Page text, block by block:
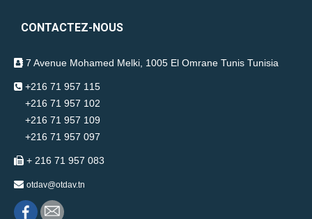
CONTACTEZ-NOUS
7 Avenue Mohamed Melki, 1005 El Omrane Tunis Tunisia
+216 71 957 115
+216 71 957 102
+216 71 957 109
+216 71 957 097
+ 216 71 957 083
otdav@otdav.tn